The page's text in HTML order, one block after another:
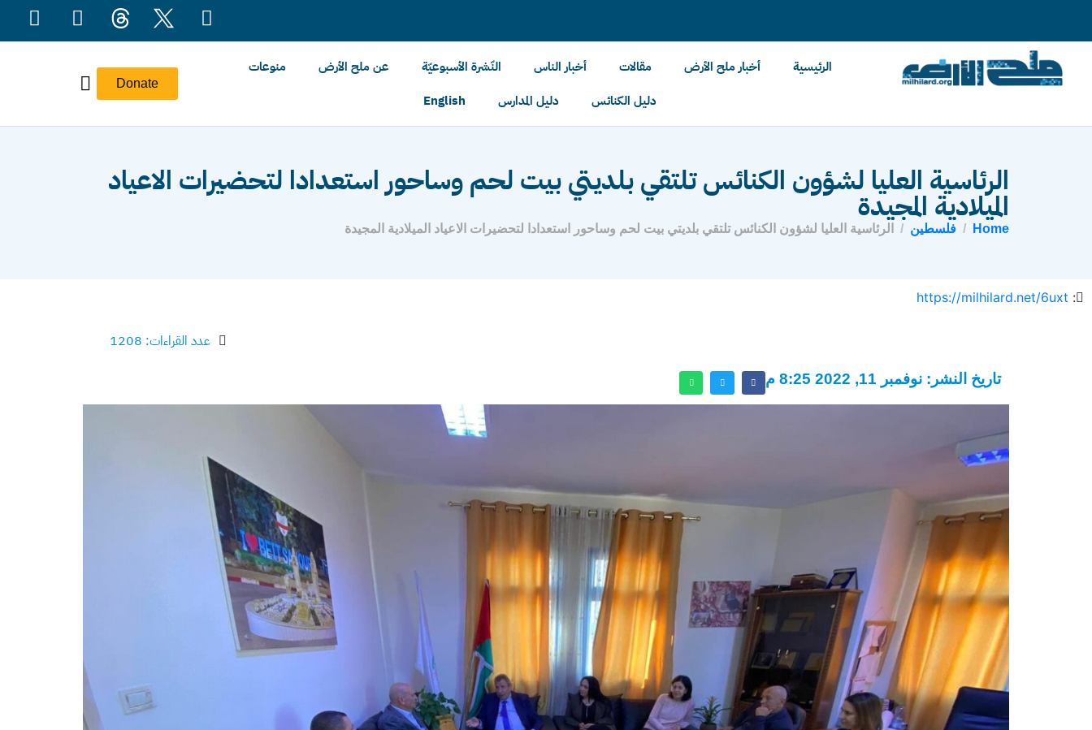
Donate
الرئيسية أخبار ملح الأرض مقالات أخبار الناس النّشرة الأسبوعيّة عن ملح الأرض
منوعات
دليل الكنائس
دليل المدارس English
الرئاسية العليا لشؤون الكنائس تلتقي بلديتي بيت لحم وساحور استعدادا لتحضيرات الاعياد
الميلادية المجيدة
Home فلسطين الرئاسية العليا لشؤون الكنائس تلتقي بلديتي بيت لحم وساحور استعدادا لتحضيرات الاعياد الميلادية المجيدة
:
https://milhilard.net/6uxt
عدد القراءات: 1208
تاريخ النشر: نوفمبر 11, 2022 8:25 م